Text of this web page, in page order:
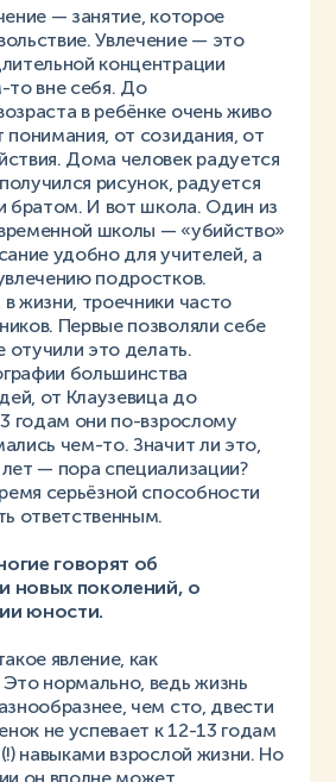
— занятие, которое
Увлечение — это
концентрации
то вне себя. До
в ребёнке очень живо
понимания, от созидания, от
Дома человек радуется
рисунок, радуется
братом. И вот школа. Один из
школы — «убийство»
удобно для учителей, а
подростков.
жизни, троечники часто
Первые позволяли себе
отучили это делать.
большинства
от Клаузевица до
годам они по-взрослому
чем-то. Значит ли это,
­­— пора специализации?
серьёзной способности
ответственным.
говорят об
новых поколений, о
юности.
явление, как
нормально, ведь жизнь
чем сто, двести
не успевает к 12-13 годам
навыками взрослой жизни. Но
он вполне может